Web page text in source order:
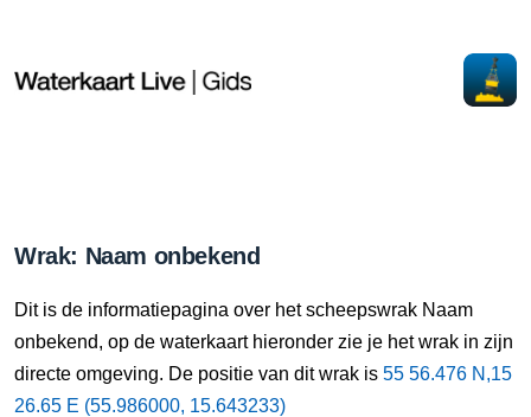
Wrak: Naam onbekend
Dit is de informatiepagina over het scheepswrak Naam
onbekend, op de waterkaart hieronder zie je het wrak in zijn
directe omgeving. De positie van dit wrak is 55 56.476 N,15
26.65 E (55.986000, 15.643233)